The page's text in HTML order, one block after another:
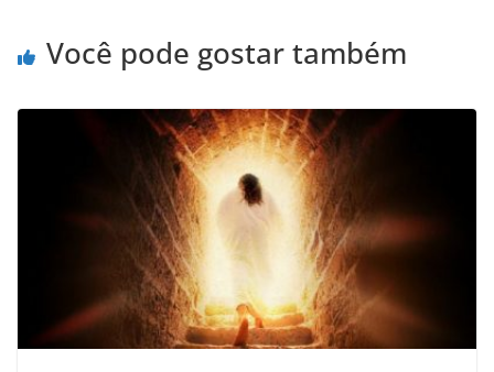
Você pode gostar também